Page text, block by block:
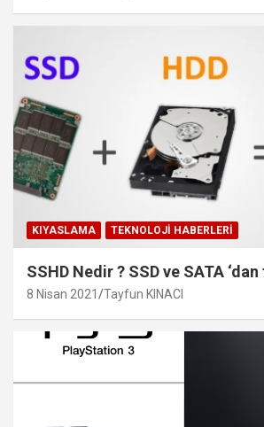
KIYASLAMA TEKNOLOJI HABERLERI
SSHD Nedir ? SSD ve SATA
8 Nisan 2021 Tayfun KINACI